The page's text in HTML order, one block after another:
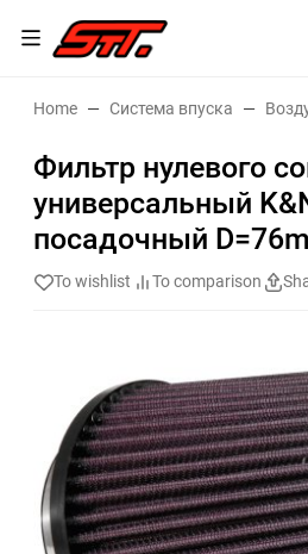
Home Система впуска
Фильтр нулевого
универсальный
посадочный
To wishlist To comparison